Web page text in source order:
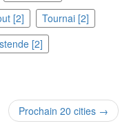
[2]
Tournai [2]
[2]
Prochain 20 cities →